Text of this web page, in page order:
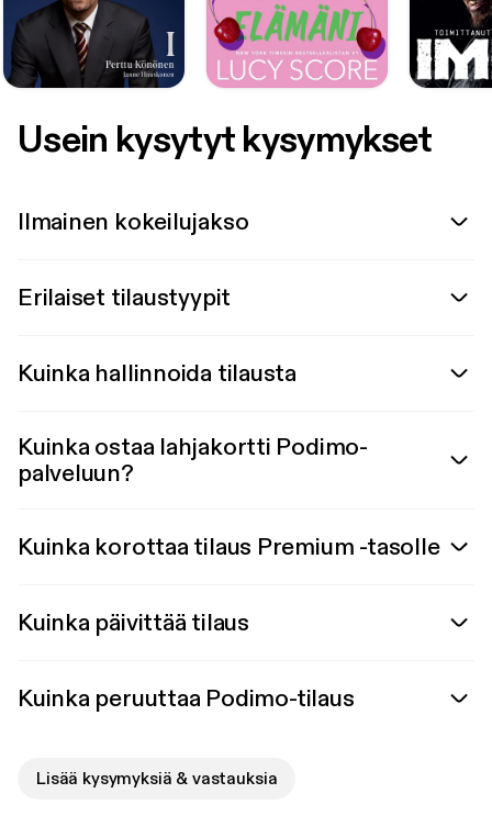
Usein kysytyt kysymykset
Ilmainen kokeilujakso
Erilaiset tilaustyypit
Kuinka hallinnoida tilausta
Kuinka ostaa lahjakortti Podimo-
palveluun?
Kuinka korottaa tilaus Premium -tasolle
Kuinka päivittää tilaus
Kuinka peruuttaa Podimo-tilaus
Lisää kysymyksiä & vastauksia